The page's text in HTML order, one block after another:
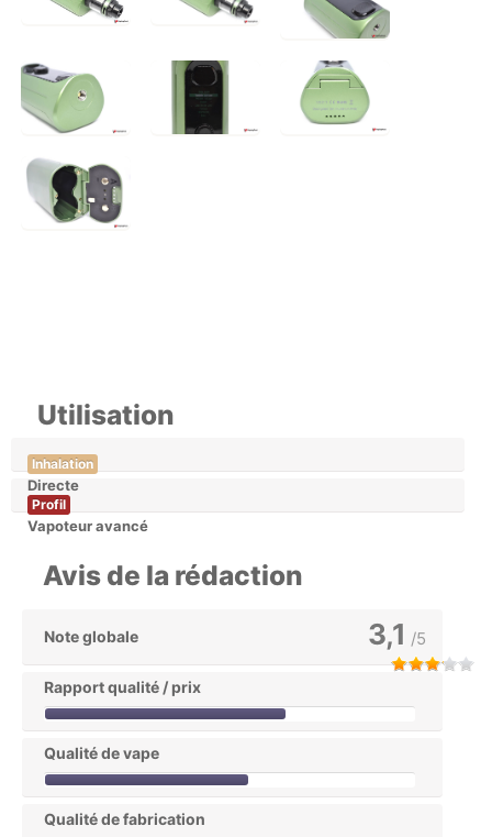
Utilisation
Inhalation
Directe
Profil
Vapoteur avancé
Avis de la rédaction
Note globale 3,1 /5
Rapport qualité / prix
Qualité de vape
Qualité de fabrication